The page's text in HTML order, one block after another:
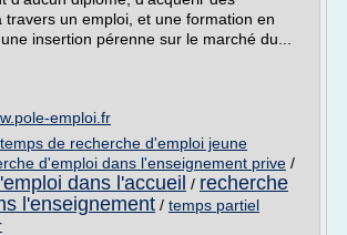
travers un emploi, et une formation en
insertion pérenne sur le marché du...
emploi.fr
temps de recherche d'emploi jeune
d'emploi dans l'enseignement prive /
dans l'accueil / recherche
l'enseignement / temps partiel